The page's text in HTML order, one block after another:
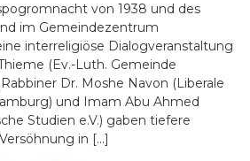
von 1938 und des
im Gemeindezentrum
interreligiöse Dialogveranstaltung
(Ev.-Luth. Gemeinde
Dr. Moshe Navon (Liberale
und Imam Abu Ahmed
Studien e.V.) gaben tiefere
in […]